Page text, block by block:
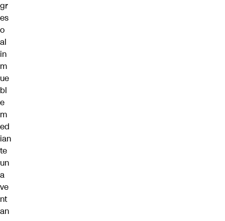
gr
es
o
al
in
m
ue
bl
e
m
ed
ian
te
un
a
ve
nt
an